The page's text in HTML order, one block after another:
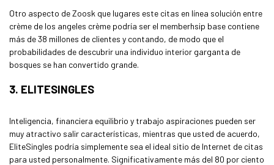
Otro aspecto de Zoosk que lugares este citas en línea solución entre
crème de los angeles crème podría ser el memberhsip base contiene
más de 38 millones de clientes y contando, de modo que el
probabilidades de descubrir una individuo interior garganta de
bosques se han convertido grande.
3. ELITESINGLES
Inteligencia, financiera equilibrio y trabajo aspiraciones pueden ser
muy atractivo salir características, mientras que usted de acuerdo,
EliteSingles podría simplemente sea el ideal sitio de Internet de citas
para usted personalmente. Significativamente más del 80 por ciento